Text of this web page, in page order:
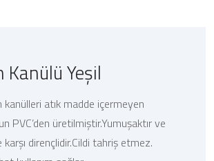
Kanülü Yeşil
kanülleri atık madde içermeyen
PVC’den üretilmiştir.Yumuşaktır ve
dirençlidir.Cildi tahriş etmez.